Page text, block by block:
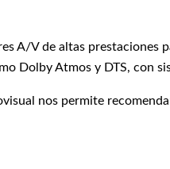
A/V de altas prestaciones
Dolby Atmos y DTS, con
nos permite